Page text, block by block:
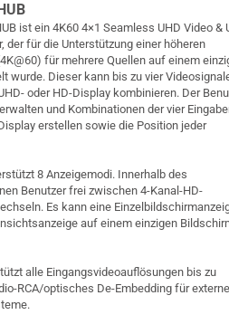
ist ein 4K60 4×1 Seamless UHD Video &
der für die Unterstützung einer höheren
für mehrere Quellen auf einem
wurde. Dieser kann bis zu vier
oder HD-Display kombinieren. Der
und Kombinationen der vier
erstellen sowie die Position jeder
8 Anzeigemodi. Innerhalb des
Benutzer frei zwischen 4-Kanal-HD-
Es kann eine
auf einem einzigen
alle Eingangsvideoauflösungen bis zu
RCA/optisches De-Embedding für externe